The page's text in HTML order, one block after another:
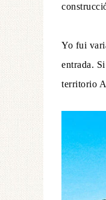
Yo fui
entrada.
territorio